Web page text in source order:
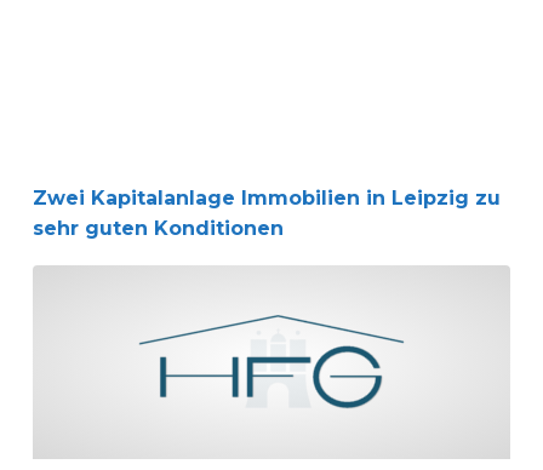
Zwei Kapitalanlage Immobilien in Leipzig zu
sehr guten Konditionen